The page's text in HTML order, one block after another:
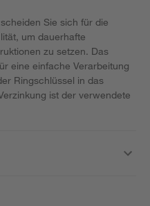
Sie sich für die
um dauerhafte
zu setzen. Das
eine einfache Verarbeitung
Ringschlüssel in das
ist der verwendete